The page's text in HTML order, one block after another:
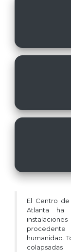
El Centro
Atlanta ha
humanidad.